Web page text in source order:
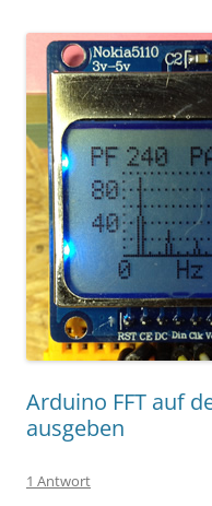
Arduino FFT auf
ausgeben
1 Antwort